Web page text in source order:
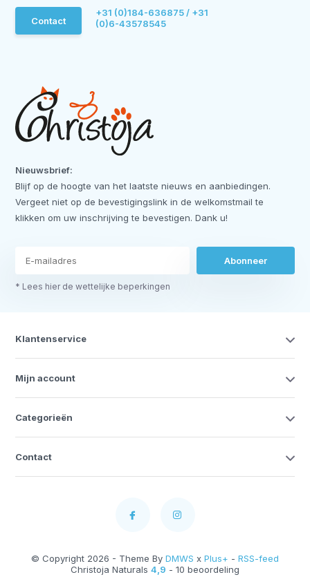
Contact
+31 (0)184-636875 / +31
(0)6-43578545
Nieuwsbrief:
Blijf op de hoogte van het laatste nieuws en aanbiedingen.
Vergeet niet op de bevestigingslink in de welkomstmail te
klikken om uw inschrijving te bevestigen. Dank u!
Abonneer
* Lees hier de wettelijke beperkingen
Klantenservice
Mijn account
Categorieën
Contact
© Copyright 2026 - Theme By DMWS x Plus+ - RSS-feed
Christoja Naturals 4,9 - 10 beoordeling